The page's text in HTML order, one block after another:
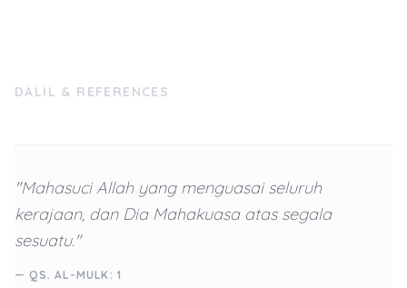
DALIL & REFERENCES
"Mahasuci Allah yang menguasai seluruh
kerajaan, dan Dia Mahakuasa atas segala
sesuatu."
— QS. AL-MULK: 1